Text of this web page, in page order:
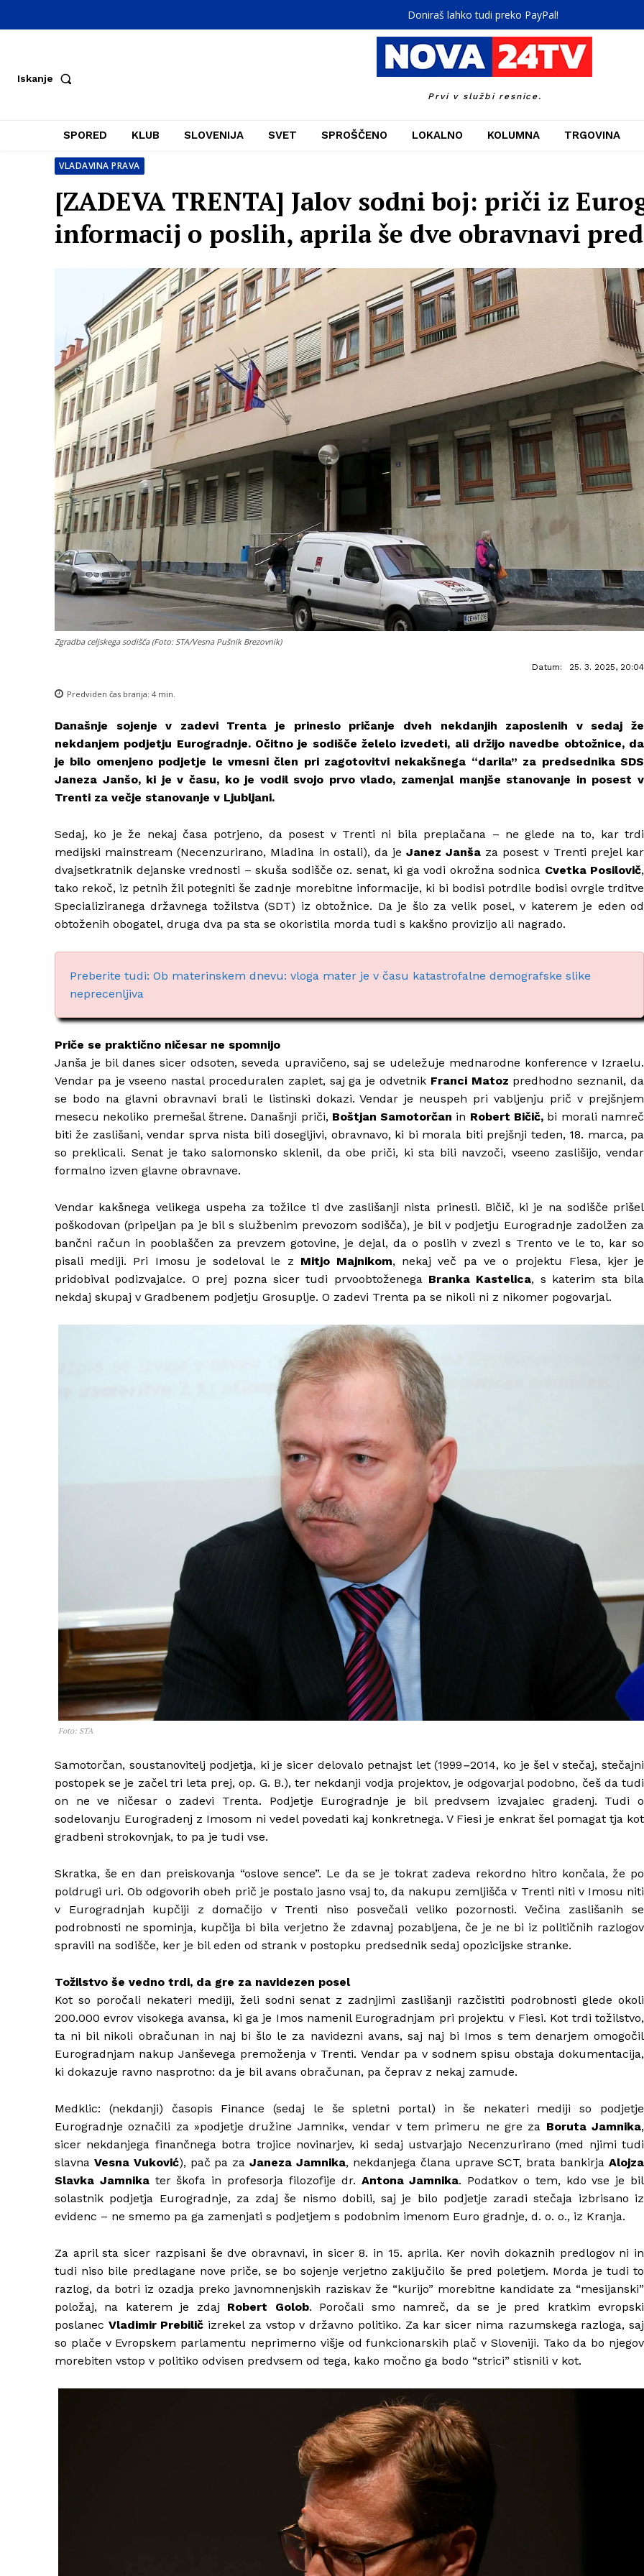
Doniraš lahko tudi preko PayPal!
Iskanje
Prvi v službi resnice.
SPORED KLUB SLOVENIJA SVET SPROŠČENO LOKALNO KOLUMNA TRGOVINA
VLADAVINA PRAVA
[ZADEVA TRENTA] Jalov sodni boj: priči iz
informacij o poslih, aprila še dve obravnavi
Zgradba celjskega sodišča (Foto: STA/Vesna Pušnik Brezovnik)
Datum: 25. 3. 2025, 20:04
Predviden čas branja: 4 min.
Današnje sojenje v zadevi Trenta je prineslo pričanje dveh nekdanjih zaposlenih v sedaj že
nekdanjem podjetju Eurogradnje. Očitno je sodišče želelo izvedeti, ali držijo navedbe obtožnice, da
je bilo omenjeno podjetje le vmesni člen pri zagotovitvi nekakšnega “darila” za predsednika SDS
Janeza Janšo, ki je v času, ko je vodil svojo prvo vlado, zamenjal manjše stanovanje in posest v
Trenti za večje stanovanje v Ljubljani.
Sedaj, ko je že nekaj časa potrjeno, da posest v Trenti ni bila preplačana – ne glede na to, kar trdi
medijski mainstream (Necenzurirano, Mladina in ostali), da jeJanez Janša za posest v Trenti prejel kar
dvajsetkratnik dejanske vrednosti – skuša sodišče oz. senat, ki ga vodi okrožna sodnica Cvetka Posilovič,
tako rekoč, iz petnih žil potegniti še zadnje morebitne informacije, ki bi bodisi potrdile bodisi ovrgle trditve
Specializiranega državnega tožilstva (SDT) iz obtožnice. Da je šlo za velik posel, v katerem je eden od
obtoženih obogatel, druga dva pa sta se okoristila morda tudi s kakšno provizijo ali nagrado.
Preberite tudi: Ob materinskem dnevu: vloga mater je v času katastrofalne demografske slike
neprecenljiva
Priče se praktično ničesar ne spomnijo
Janša je bil danes sicer odsoten, seveda upravičeno, saj se udeležuje mednarodne konference v Izraelu.
Vendar pa je vseeno nastal proceduralen zaplet, saj ga je odvetnik Franci Matoz predhodno seznanil, da
se bodo na glavni obravnavi brali le listinski dokazi. Vendar je neuspeh pri vabljenju prič v prejšnjem
mesecu nekoliko premešal štrene. Današnji priči, Boštjan Samotorčan in Robert Bičič, bi morali namreč
biti že zaslišani, vendar sprva nista bili dosegljivi, obravnavo, ki bi morala biti prejšnji teden, 18. marca, pa
so preklicali. Senat je tako salomonsko sklenil, da obe priči, ki sta bili navzoči, vseeno zaslišijo, vendar
formalno izven glavne obravnave.
Vendar kakšnega velikega uspeha za tožilce ti dve zaslišanji nista prinesli. Bičič, ki je na sodišče prišel
poškodovan (pripeljan pa je bil s službenim prevozom sodišča), je bil v podjetju Eurogradnje zadolžen za
bančni račun in pooblaščen za prevzem gotovine, je dejal, da o poslih v zvezi s Trento ve le to, kar so
pisali mediji. Pri Imosu je sodeloval le z Mitjo Majnikom, nekaj več pa ve o projektu Fiesa, kjer je
pridobival podizvajalce. O prej pozna sicer tudi prvoobtoženega Branka Kastelica, s katerim sta bila
nekdaj skupaj v Gradbenem podjetju Grosuplje. O zadevi Trenta pa se nikoli ni z nikomer pogovarjal.
Foto: STA
Samotorčan, soustanovitelj podjetja, ki je sicer delovalo petnajst let (1999–2014, ko je šel v stečaj, stečajni
postopek se je začel tri leta prej, op. G. B.), ter nekdanji vodja projektov, je odgovarjal podobno, češ da tudi
on ne ve ničesar o zadevi Trenta. Podjetje Eurogradnje je bil predvsem izvajalec gradenj. Tudi o
sodelovanju Eurogradenj z Imosom ni vedel povedati kaj konkretnega. V Fiesi je enkrat šel pomagat tja kot
gradbeni strokovnjak, to pa je tudi vse.
Skratka, še en dan preiskovanja “oslove sence”. Le da se je tokrat zadeva rekordno hitro končala, že po
poldrugi uri. Ob odgovorih obeh prič je postalo jasno vsaj to, da nakupu zemljišča v Trenti niti v Imosu niti
v Eurogradnjah kupčiji z domačijo v Trenti niso posvečali veliko pozornosti. Večina zaslišanih se
podrobnosti ne spominja, kupčija bi bila verjetno že zdavnaj pozabljena, če je ne bi iz političnih razlogov
spravili na sodišče, ker je bil eden od strank v postopku predsednik sedaj opozicijske stranke.
Tožilstvo še vedno trdi, da gre za navidezen posel
Kot so poročali nekateri mediji, želi sodni senat z zadnjimi zaslišanji razčistiti podrobnosti glede okoli
200.000 evrov visokega avansa, ki ga je Imos namenil Eurogradnjam pri projektu v Fiesi. Kot trdi tožilstvo,
ta ni bil nikoli obračunan in naj bi šlo le za navidezni avans, saj naj bi Imos s tem denarjem omogočil
Eurogradnjam nakup Janševega premoženja v Trenti. Vendar pa v sodnem spisu obstaja dokumentacija,
ki dokazuje ravno nasprotno: da je bil avans obračunan, pa čeprav z nekaj zamude.
Medklic: (nekdanji) časopis Finance (sedaj le še spletni portal) in še nekateri mediji so podjetje
Eurogradnje označili za »podjetje družine Jamnik«, vendar v tem primeru ne gre za Boruta Jamnika,
sicer nekdanjega finančnega botra trojice novinarjev, ki sedaj ustvarjajo Necenzurirano (med njimi tudi
slavna Vesna Vuković), pač pa zaJaneza Jamnika, nekdanjega člana uprave SCT, brata bankirjaAlojza
Slavka Jamnikater škofa in profesorja filozofije dr. Antona Jamnika. Podatkov o tem, kdo vse je bil
solastnik podjetja Eurogradnje, za zdaj še nismo dobili, saj je bilo podjetje zaradi stečaja izbrisano iz
evidenc – ne smemo pa ga zamenjati s podjetjem s podobnim imenom Euro gradnje, d. o. o., iz Kranja.
Za april sta sicer razpisani še dve obravnavi, in sicer 8. in 15. aprila. Ker novih dokaznih predlogov ni in
tudi niso bile predlagane nove priče, se bo sojenje verjetno zaključilo še pred poletjem. Morda je tudi to
razlog, da botri iz ozadja preko javnomnenjskih raziskav že “kurijo” morebitne kandidate za “mesijanski”
položaj, na katerem je zdaj Robert Golob. Poročali smo namreč, da se je pred kratkim evropski
poslanec Vladimir Prebilič izrekel za vstop v državno politiko. Za kar sicer nima razumskega razloga, saj
so plače v Evropskem parlamentu neprimerno višje od funkcionarskih plač v Sloveniji. Tako da bo njegov
morebiten vstop v politiko odvisen predvsem od tega, kako močno ga bodo “strici” stisnili v kot.